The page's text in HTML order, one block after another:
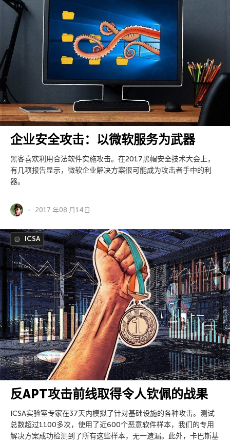
企业安全攻击：以微软服务为武器
黑客喜欢利用合法软件实施攻击。在2017黑帽安全技术大会上，
有几项报告显示，微软企业解决方案很可能成为攻击者手中的利
器。
2017 年08 月14日
ICSA
反APT攻击前线取得令人钦佩的战果
ICSA实验室专家在37天内模拟了针对基础设施的各种攻击。测试
总数超过1100多次，使用了近600个恶意软件样本，我们的专用
解决方案成功检测到了所有这些样本，无一遗漏。此外，卡巴斯基